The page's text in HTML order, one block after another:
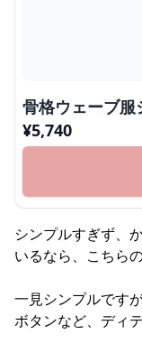
骨格ウェーブ服
¥5,740
シンプルすぎず、
いるなら、こちら
一見シンプルです
ボタンなど、ディ